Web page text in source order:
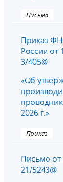
Письмо
Приказ
России от
3/405@
«Об
2026 г.»
Приказ
Письмо
21/5243@